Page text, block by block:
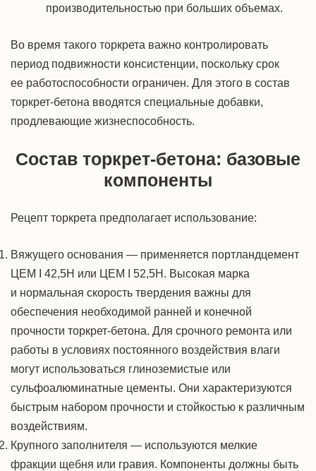
производительностью при больших объемах.
Во время такого торкрета важно контролировать
период подвижности консистенции, поскольку срок
ее работоспособности ограничен. Для этого в состав
торкрет-бетона вводятся специальные добавки,
продлевающие жизнеспособность.
Состав торкрет-бетона: базовые
компоненты
Рецепт торкрета предполагает использование:
Вяжущего основания — применяется портландцемент
ЦЕМ I 42,5Н или ЦЕМ I 52,5Н. Высокая марка
и нормальная скорость твердения важны для
обеспечения необходимой ранней и конечной
прочности торкрет-бетона. Для срочного ремонта или
работы в условиях постоянного воздействия влаги
могут использоваться глиноземистые или
сульфоалюминатные цементы. Они характеризуются
быстрым набором прочности и стойкостью к различным
воздействиям.
Крупного заполнителя — используются мелкие
фракции щебня или гравия. Компоненты должны быть